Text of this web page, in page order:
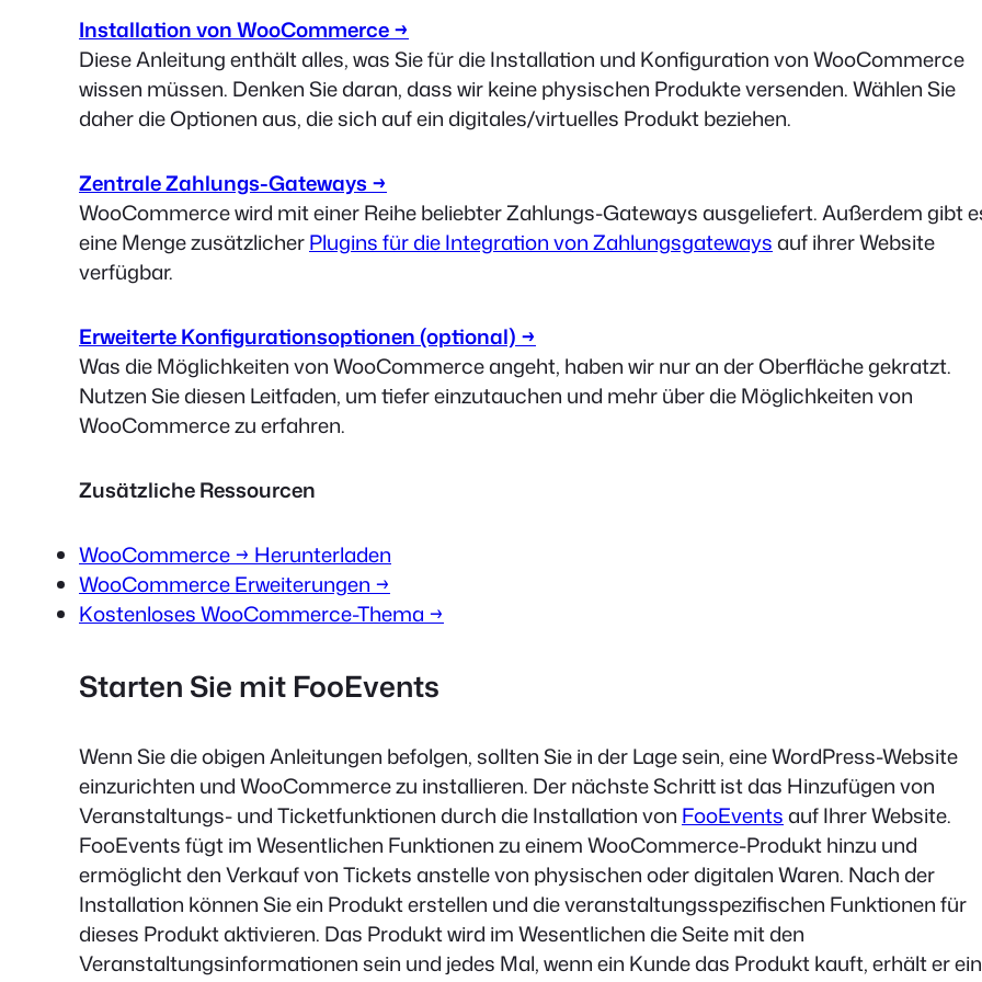
Installation von WooCommerce →
Diese Anleitung enthält alles, was Sie für die Installation und Konfiguration von WooCommerce
wissen müssen. Denken Sie daran, dass wir keine physischen Produkte versenden. Wählen Sie
daher die Optionen aus, die sich auf ein digitales/virtuelles Produkt beziehen.
Zentrale Zahlungs-Gateways →
WooCommerce wird mit einer Reihe beliebter Zahlungs-Gateways ausgeliefert. Außerdem gibt
eine Menge zusätzlicherPlugins für die Integration von Zahlungsgatewaysauf ihrer Website
verfügbar.
Erweiterte Konfigurationsoptionen (optional) →
Was die Möglichkeiten von WooCommerce angeht, haben wir nur an der Oberfläche gekratzt.
Nutzen Sie diesen Leitfaden, um tiefer einzutauchen und mehr über die Möglichkeiten von
WooCommerce zu erfahren.
Zusätzliche Ressourcen
WooCommerce → Herunterladen
WooCommerce Erweiterungen →
Kostenloses WooCommerce-Thema →
Starten Sie mit FooEvents
Wenn Sie die obigen Anleitungen befolgen, sollten Sie in der Lage sein, eine WordPress-Website
einzurichten und WooCommerce zu installieren. Der nächste Schritt ist das Hinzufügen von
Veranstaltungs- und Ticketfunktionen durch die Installation von FooEventsauf Ihrer Website.
FooEvents fügt im Wesentlichen Funktionen zu einem WooCommerce-Produkt hinzu und
ermöglicht den Verkauf von Tickets anstelle von physischen oder digitalen Waren. Nach der
Installation können Sie ein Produkt erstellen und die veranstaltungsspezifischen Funktionen für
dieses Produkt aktivieren. Das Produkt wird im Wesentlichen die Seite mit den
Veranstaltungsinformationen sein und jedes Mal, wenn ein Kunde das Produkt kauft, erhält er ein